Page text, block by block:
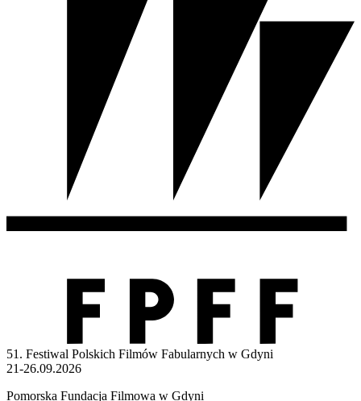
51. Festiwal Polskich Filmów Fabularnych w Gdyni
21-26.09.2026
Pomorska Fundacja Filmowa w Gdyni